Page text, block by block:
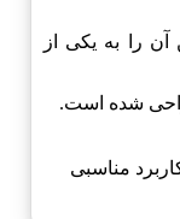
را به یکی از
مناسبی